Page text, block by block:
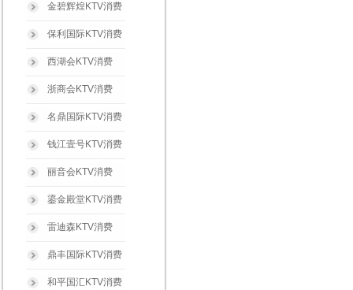
金碧辉煌KTV消费
保利国际KTV消费
西湖会KTV消费
浙商会KTV消费
名鼎国际KTV消费
钱江壹号KTV消费
丽音会KTV消费
鎏金殿堂KTV消费
雷迪森KTV消费
鼎丰国际KTV消费
和平国汇KTV消费